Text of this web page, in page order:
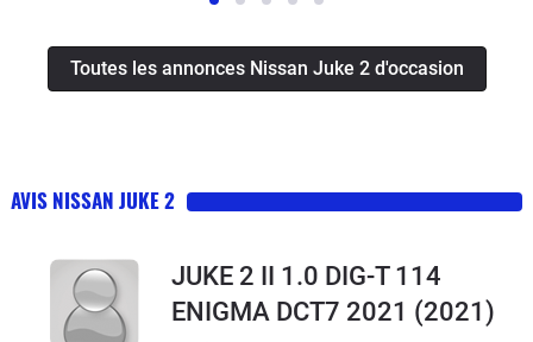
Toutes les annonces Nissan Juke 2 d'occasion
AVIS NISSAN JUKE 2
JUKE 2 II 1.0 DIG-T 114
ENIGMA DCT7 2021 (2021)